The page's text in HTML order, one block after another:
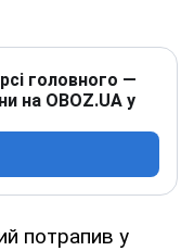
головного —
на OBOZ.UA у
потрапив у